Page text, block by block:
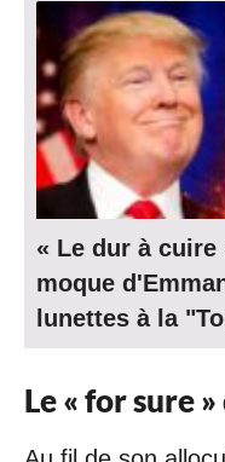
« Le dur à cuire
moque
lunettes à la
Le « for sure